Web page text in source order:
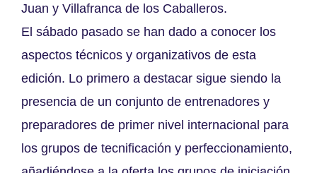
Juan y Villafranca de los Caballeros.
El sábado pasado se han dado a conocer los
aspectos técnicos y organizativos de esta
edición. Lo primero a destacar sigue siendo la
presencia de un conjunto de entrenadores y
preparadores de primer nivel internacional para
los grupos de tecnificación y perfeccionamiento,